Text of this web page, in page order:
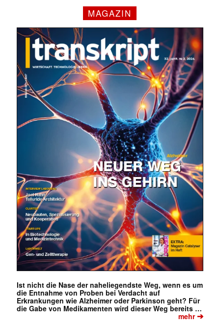
MAGAZIN
Ist nicht die Nase der naheliegendste Weg, wenn es um
die Entnahme von Proben bei Verdacht auf
Erkrankungen wie Alzheimer oder Parkinson geht? Für
die Gabe von Medikamenten wird dieser Weg bereits …
mehr➔